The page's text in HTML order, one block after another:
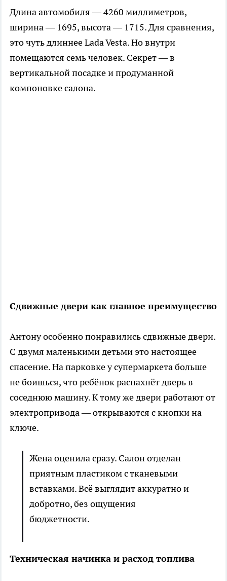
Длина автомобиля — 4260 миллиметров,
ширина — 1695, высота — 1715. Для сравнения,
это чуть длиннее Lada Vesta. Но внутри
помещаются семь человек. Секрет — в
вертикальной посадке и продуманной
компоновке салона.
Сдвижные двери как главное преимущество
Антону особенно понравились сдвижные двери.
С двумя маленькими детьми это настоящее
спасение. На парковке у супермаркета больше
не боишься, что ребёнок распахнёт дверь в
соседнюю машину. К тому же двери работают от
электропривода — открываются с кнопки на
ключе.
Жена оценила сразу. Салон отделан
приятным пластиком с тканевыми
вставками. Всё выглядит аккуратно и
добротно, без ощущения
бюджетности.
Техническая начинка и расход топлива